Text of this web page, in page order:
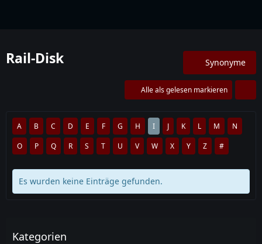
Rail-Disk Synonyme
Alle als gelesen markieren
A B C D E F G H I J K L M
N
O
P Q R S T U V W X Y Z #
Es wurden keine Einträge gefunden.
Kategorien